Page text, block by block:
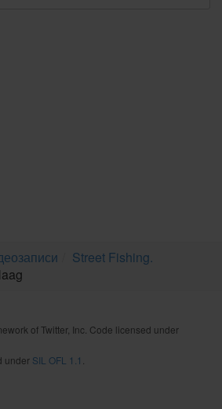
Street Fishing.
of Twitter, Inc. Code licensed under
under SIL OFL 1.1